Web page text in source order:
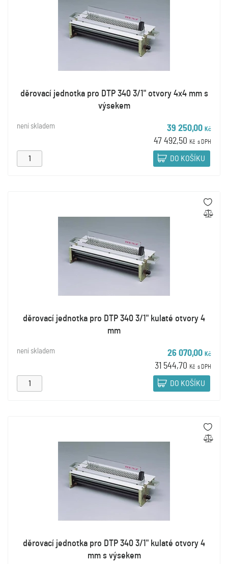
děrovací jednotka pro DTP 340 3/1" otvory 4x4 mm s
výsekem
není skladem 39 250,00 Kč
47 492,50 Kč s DPH
DO KOŠÍKU
děrovací jednotka pro DTP 340 3/1" kulaté otvory 4
mm
není skladem 26 070,00 Kč
31 544,70 Kč s DPH
DO KOŠÍKU
děrovací jednotka pro DTP 340 3/1" kulaté otvory 4
mm s výsekem